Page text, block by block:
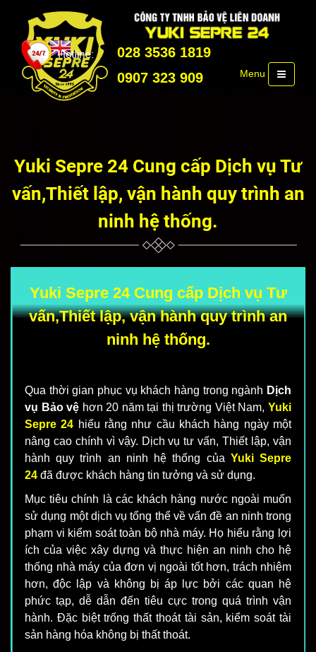
028 3536 1819
0907 323 909
Menu
Yuki Sepre 24 Cung cấp Dịch vụ Tư
vấn,Thiết lập, vận hành quy trình an
ninh hệ thống.
Yuki Sepre 24 Cung cấp Dịch vụ Tư
vấn,Thiết lập, vận hành quy trình an
ninh hệ thống.
Qua thời gian phục vụ khách hàng trong ngành Dịch
vụ Bảo vệ hơn 20 năm tại thị trường Việt Nam,Yuki
Sepre 24 hiểu rằng như cầu khách hàng ngày một
nâng cao chính vì vậy. Dịch vụ tư vấn, Thiết lập, vận
hành quy trình an ninh hệ thống của Yuki Sepre
24 đã được khách hàng tin tưởng và sử dụng.
Mục tiêu chính là các khách hàng nước ngoài muốn
sử dụng một dịch vụ tổng thể về vấn đề an ninh trong
phạm vi kiểm soát toàn bộ nhà máy. Họ hiểu rằng lợi
ích của việc xây dựng và thực hiện an ninh cho hệ
thống nhà máy của đơn vị ngoài tốt hơn, trách nhiệm
hơn, độc lập và không bị áp lực bởi các quan hệ
phức tạp, dễ dẫn đến tiêu cực trong quá trình vận
hành. Đặc biệt trống thất thoát tài sản, kiểm soát tài
sản hàng hóa không bị thất thoát.